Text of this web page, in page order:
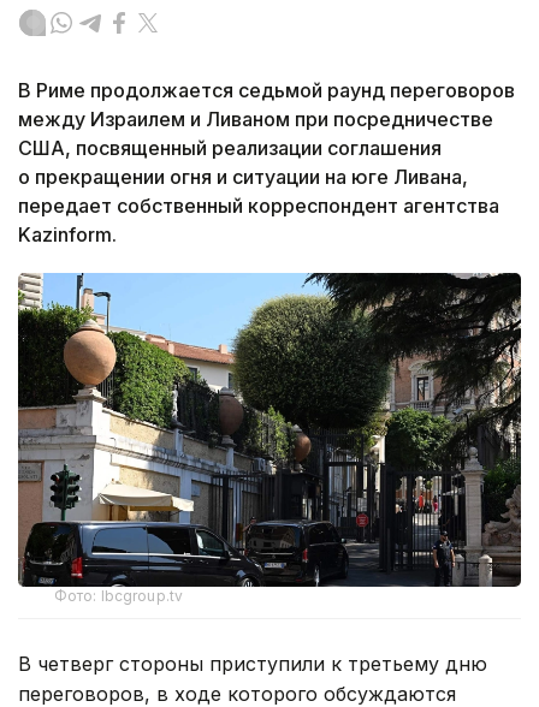
В Риме продолжается седьмой раунд переговоров
между Израилем и Ливаном при посредничестве
США, посвященный реализации соглашения
о прекращении огня и ситуации на юге Ливана,
передает собственный корреспондент агентства
Kazinform.
Фото: lbcgroup.tv
В четверг стороны приступили к третьему дню
переговоров, в ходе которого обсуждаются